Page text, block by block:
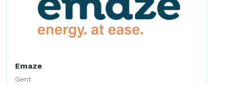
Emaze
Gent